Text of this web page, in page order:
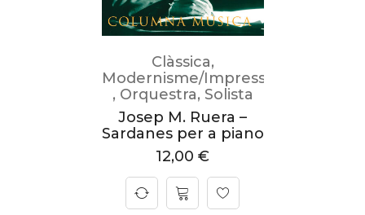
Clàssica,
Modernisme/Impressionisme
, Orquestra, Solista
Josep M. Ruera –
Sardanes per a piano
12,00 €